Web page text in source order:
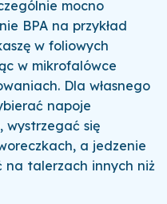
mocno
BPA na przykład
w foliowych
w mikrofalówce
Dla własnego
napoje
wystrzegać się
a jedzenie
na talerzach innych niż